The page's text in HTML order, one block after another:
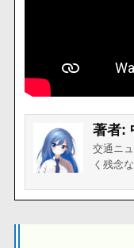
著者:
交通ニ
く残念